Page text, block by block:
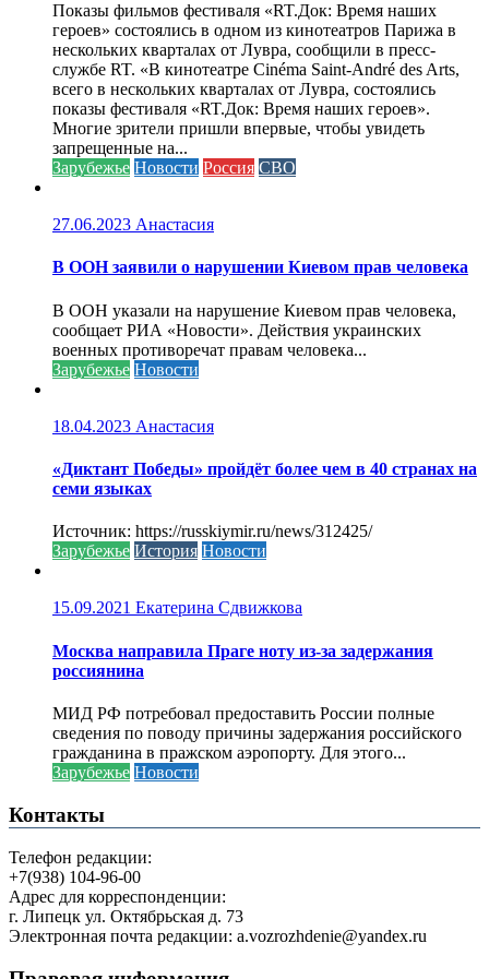
Показы фильмов фестиваля «RT.Док: Время наших
героев» состоялись в одном из кинотеатров Парижа в
нескольких кварталах от Лувра, сообщили в пресс-
службе RT. «В кинотеатре Cinéma Saint-André des Arts,
всего в нескольких кварталах от Лувра, состоялись
показы фестиваля «RT.Док: Время наших героев».
Многие зрители пришли впервые, чтобы увидеть
запрещенные на...
Зарубежье Новости Россия СВО
27.06.2023 Анастасия
В ООН заявили о нарушении Киевом прав человека
В ООН указали на нарушение Киевом прав человека,
сообщает РИА «Новости». Действия украинских
военных противоречат правам человека...
Зарубежье Новости
18.04.2023 Анастасия
«Диктант Победы» пройдёт более чем в 40 странах на
семи языках
Источник: https://russkiymir.ru/news/312425/
Зарубежье История Новости
15.09.2021 Екатерина Сдвижкова
Москва направила Праге ноту из-за задержания
россиянина
МИД РФ потребовал предоставить России полные
сведения по поводу причины задержания российского
гражданина в пражском аэропорту. Для этого...
Зарубежье Новости
Контакты
Телефон редакции:
+7(938) 104-96-00
Адрес для корреспонденции:
г. Липецк ул. Октябрьская д. 73
Электронная почта редакции: a.vozrozhdenie@yandex.ru